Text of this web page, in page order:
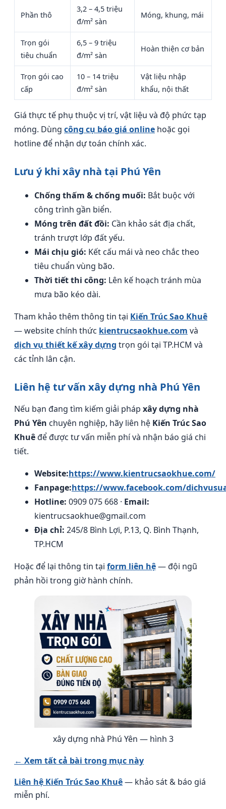
Phần thô
3,2 – 4,5 triệu
đ/m² sàn
Móng, khung, mái
Trọn gói
tiêu chuẩn
6,5 – 9 triệu
đ/m² sàn
Hoàn thiện cơ bản
Trọn gói cao
cấp
10 – 14 triệu
đ/m² sàn
Vật liệu nhập
khẩu, nội thất
Giá thực tế phụ thuộc vị trí, vật liệu và độ phức tạp
móng. Dùng công cụ báo giá online hoặc gọi
hotline để nhận dự toán chính xác.
Lưu ý khi xây nhà tại Phú Yên
Chống thấm & chống muối: Bắt buộc với
công trình gần biển.
Móng trên đất đồi: Cần khảo sát địa chất,
tránh trượt lớp đất yếu.
Mái chịu gió: Kết cấu mái và neo chắc theo
tiêu chuẩn vùng bão.
Thời tiết thi công: Lên kế hoạch tránh mùa
mưa bão kéo dài.
Tham khảo thêm thông tin tại Kiến Trúc Sao Khuê
— website chính thức kientrucsaokhue.com và
dịch vụ thiết kế xây dựng trọn gói tại TP.HCM và
các tỉnh lân cận.
Liên hệ tư vấn xây dựng nhà Phú Yên
Nếu bạn đang tìm kiếm giải pháp xây dựng nhà
Phú Yên chuyên nghiệp, hãy liên hệ Kiến Trúc Sao
Khuêđể được tư vấn miễn phí và nhận báo giá chi
tiết.
Website:https://www.kientrucsaokhue.com/
Fanpage:https://www.facebook.com/
Hotline: 0909 075 668 · Email:
kientrucsaokhue@gmail.com
Địa chỉ: 245/8 Bình Lợi, P.13, Q. Bình Thạnh,
TP.HCM
Hoặc để lại thông tin tại form liên hệ— đội ngũ
phản hồi trong giờ hành chính.
xây dựng nhà Phú Yên — hình 3
← Xem tất cả bài trong mục này
Liên hệ Kiến Trúc Sao Khuê— khảo sát & báo giá
miễn phí.